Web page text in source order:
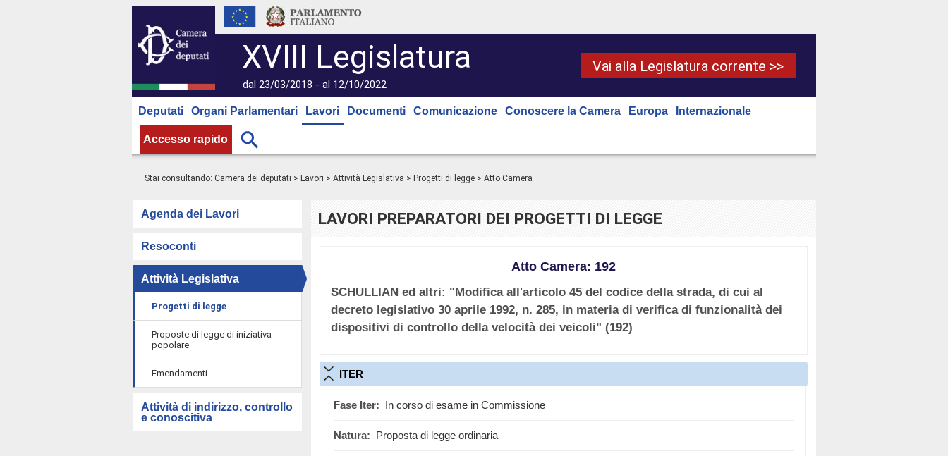
XVIII Legislatura
dal 23/03/2018 - al 12/10/2022
Vai alla Legislatura corrente >>
Deputati Organi Parlamentari Lavori Documenti Comunicazione Conoscere la Camera Europa Internazionale
Accesso rapido
Stai consultando: Camera dei deputati > Lavori > Attività Legislativa > Progetti di legge > Atto Camera
Agenda dei Lavori
Resoconti
Attività Legislativa
Progetti di legge
Proposte di legge di iniziativa
popolare
Emendamenti
Attività di indirizzo, controllo
e conoscitiva
LAVORI PREPARATORI DEI PROGETTI DI LEGGE
Atto Camera: 192
SCHULLIAN ed altri: "Modifica all'articolo 45 del codice della strada, di cui al
decreto legislativo 30 aprile 1992, n. 285, in materia di verifica di funzionalità dei
dispositivi di controllo della velocità dei veicoli" (192)
ITER
Fase Iter: In corso di esame in Commissione
Natura: Proposta di legge ordinaria